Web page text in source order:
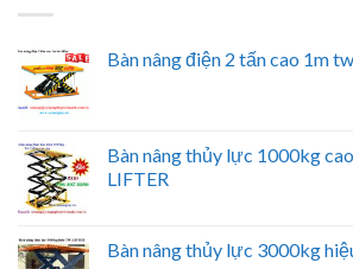
Bàn nâng điện 2 tấn cao 1m
Bàn nâng thủy lực 1000kg
LIFTER
Bàn nâng thủy lực 3000kg